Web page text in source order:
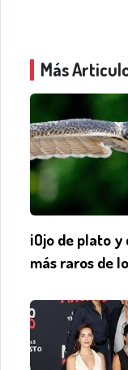
Más
¡Ojo de plato
más raros de